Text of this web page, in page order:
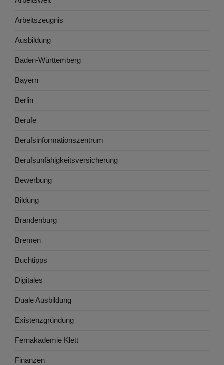
Arbeitszeugnis
Ausbildung
Baden-Württemberg
Bayern
Berlin
Berufe
Berufsinformationszentrum
Berufsunfähigkeitsversicherung
Bewerbung
Bildung
Brandenburg
Bremen
Buchtipps
Digitales
Duale Ausbildung
Existenzgründung
Fernakademie Klett
Finanzen